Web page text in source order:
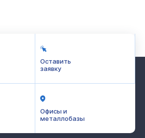
Оставить
заявку
Офисы и
металлобазы